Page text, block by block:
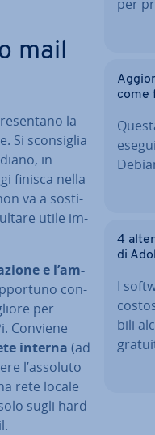
mail
la
Si scon­si­glia
in
finisca nella
va a so­sti­
utile im­
e l’am­
con­
per
Conviene
interna (ad
l’assoluto
rete locale
sugli hard
per
come
4
di
I
bi­li